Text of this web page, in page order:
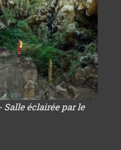
Salle éclairée par le